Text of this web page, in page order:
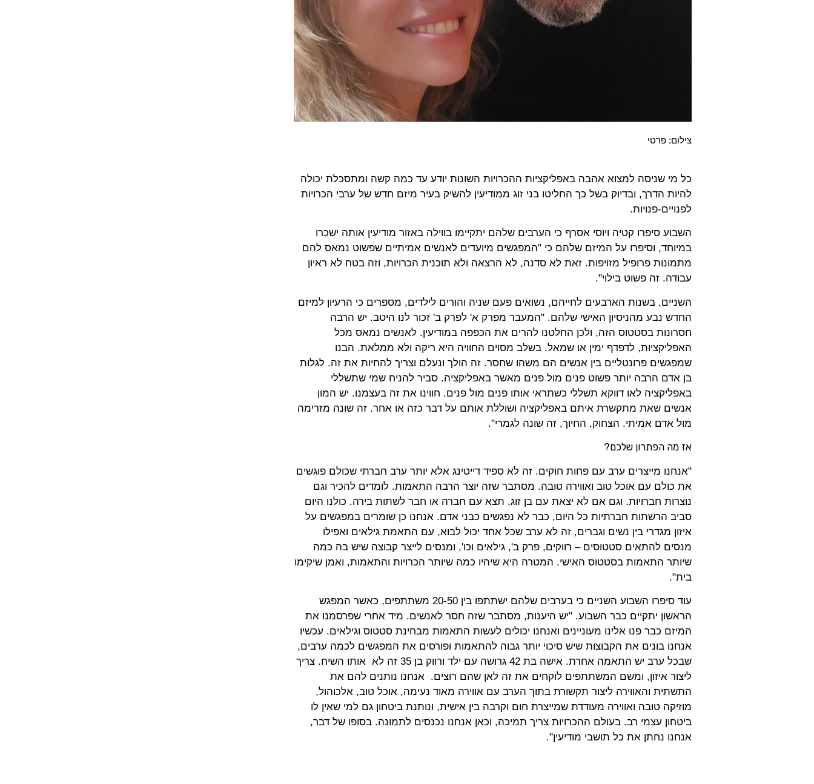
צילום: פרטי
כל מי שניסה למצוא אהבה באפליקציות ההכרויות השונות יודע עד כמה קשה ומתסכלת יכולה
להיות הדרך, ובדיוק בשל כך החליטו בני זוג ממודיעין להשיק בעיר מיזם חדש של ערבי הכרויות
לפנויים-פנויות.
השבוע סיפרו קטיה ויוסי אסרף כי הערבים שלהם יתקיימו בווילה באזור מודיעין אותה ישכרו
במיוחד, וסיפרו על המיזם שלהם כי "המפגשים מיועדים לאנשים אמיתיים שפשוט נמאס להם
מתמונות פרופיל מזויפות. זאת לא סדנה, לא הרצאה ולא תוכנית הכרויות, וזה בטח לא ראיון
עבודה. זה פשוט בילוי".
השניים, בשנות הארבעים לחייהם, נשואים פעם שניה והורים לילדים, מספרים כי הרעיון למיזם
החדש נבע מהניסיון האישי שלהם. "המעבר מפרק א' לפרק ב' זכור לנו היטב. יש הרבה
חסרונות בסטטוס הזה, ולכן החלטנו להרים את הכפפה במודיעין. לאנשים נמאס מכל
האפליקציות, לדפדף ימין או שמאל. בשלב מסוים החוויה היא ריקה ולא ממלאת. הבנו
שמפגשים פרונטליים בין אנשים הם משהו שחסר. זה הולך ונעלם וצריך להחיות את זה. לגלות
בן אדם הרבה יותר פשוט פנים מול פנים מאשר באפליקציה. סביר להניח שמי שתשללי
באפליקציה לאו דווקא תשללי כשתראי אותו פנים מול פנים. חווינו את זה בעצמנו. יש המון
אנשים שאת מתקשרת איתם באפליקציה ושוללת אותם על דבר כזה או אחר. זה שונה מזרימה
מול אדם אמיתי. הצחוק, החיוך, זה שונה לגמרי".
אז מה הפתרון שלכם?
"אנחנו מייצרים ערב עם פחות חוקים. זה לא ספיד דייטינג אלא יותר ערב חברתי שכולם פוגשים
את כולם עם אוכל טוב ואווירה טובה. מסתבר שזה יוצר הרבה התאמות. לומדים להכיר וגם
נוצרות חברויות. וגם אם לא יצאת עם בן זוג, תצא עם חברה או חבר לשתות בירה. כולנו היום
סביב הרשתות חברתיות כל היום, כבר לא נפגשים כבני אדם. אנחנו כן שומרים במפגשים על
איזון מגדרי בין נשים וגברים, זה לא ערב שכל אחד יכול לבוא, עם התאמת גילאים ואפילו
מנסים להתאים סטטוסים – רווקים, פרק ב', גילאים וכו', ומנסים לייצר קבוצה שיש בה כמה
שיותר התאמות בסטטוס האישי. המטרה היא שיהיו כמה שיותר הכרויות והתאמות, ואמן שיקימו
בית".
עוד סיפרו השבוע השניים כי בערבים שלהם ישתתפו בין 20-50 משתתפים, כאשר המפגש
הראשון יתקיים כבר השבוע. "יש היענות, מסתבר שזה חסר לאנשים. מיד אחרי שפרסמנו את
המיזם כבר פנו אלינו מעוניינים ואנחנו יכולים לעשות התאמות מבחינת סטטוס וגילאים. עכשיו
אנחנו בונים את הקבוצות שיש סיכוי יותר גבוה להתאמות ופורסים את המפגשים לכמה ערבים,
שבכל ערב יש התאמה אחרת. אישה בת 42 גרושה עם ילד ורווק בן 35 זה לא אותו השיח. צריך
ליצור איזון, ומשם המשתתפים לוקחים את זה לאן שהם רוצים. אנחנו נותנים להם את
התשתית והאווירה ליצור תקשורת בתוך הערב עם אווירה מאוד נעימה, אוכל טוב, אלכוהול,
מוזיקה טובה ואווירה מעודדת שמייצרת חום וקרבה בין אישית, ונותנת ביטחון גם למי שאין לו
ביטחון עצמי רב. בעולם ההכרויות צריך תמיכה, וכאן אנחנו נכנסים לתמונה. בסופו של דבר,
אנחנו נחתן את כל תושבי מודיעין".